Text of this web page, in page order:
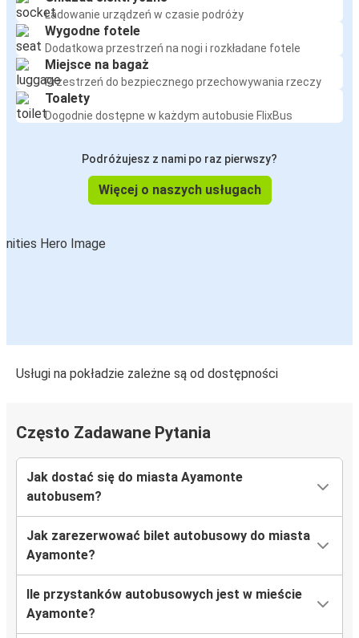
Ładowanie urządzeń w czasie podróży
Wygodne fotele
Dodatkowa przestrzeń na nogi i rozkładane fotele
Miejsce na bagaż
Przestrzeń do bezpiecznego przechowywania rzeczy
Toalety
Dogodnie dostępne w każdym autobusie FlixBus
Podróżujesz z nami po raz pierwszy?
Więcej o naszych usługach
Usługi na pokładzie zależne są od dostępności
Często Zadawane Pytania
Jak dostać się do miasta Ayamonte
autobusem?
Jak zarezerwować bilet autobusowy do miasta
Ayamonte?
Ile przystanków autobusowych jest w mieście
Ayamonte?